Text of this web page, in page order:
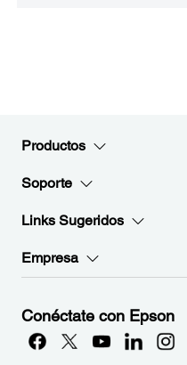
Productos
Soporte
Links Sugeridos
Empresa
Conéctate con Epson